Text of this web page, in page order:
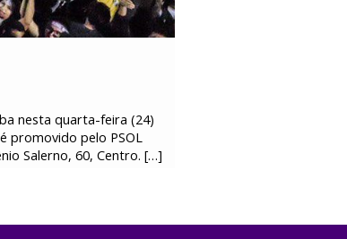
nesta quarta-feira (24)
promovido pelo PSOL
Salerno, 60, Centro. […]